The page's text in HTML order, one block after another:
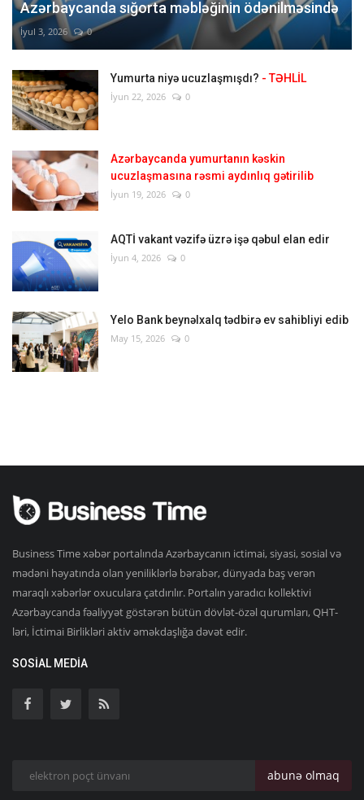
Azərbaycanda sığorta məbləğinin ödənilməsində
İyul 3, 2026 0
Yumurta niyə ucuzlaşmışdı? - TƏHLİL
İyun 22, 2026 0
Azərbaycanda yumurtanın kəskin
ucuzlaşmasına rəsmi aydınlıq gətirilib
İyun 19, 2026 0
AQTİ vakant vəzifə üzrə işə qəbul elan edir
İyun 4, 2026 0
Yelo Bank beynəlxalq tədbirə ev sahibliyi edib
May 15, 2026 0
Business Time xəbər portalında Azərbaycanın ictimai, siyasi, sosial və
mədəni həyatında olan yeniliklərlə bərabər, dünyada baş verən
maraqlı xəbərlər oxuculara çatdırılır. Portalın yaradıcı kollektivi
Azərbaycanda fəaliyyət göstərən bütün dövlət-özəl qurumları, QHT-
ləri, İctimai Birlikləri aktiv əməkdaşlığa dəvət edir.
SOSIAL MEDIA
abunə olmaq